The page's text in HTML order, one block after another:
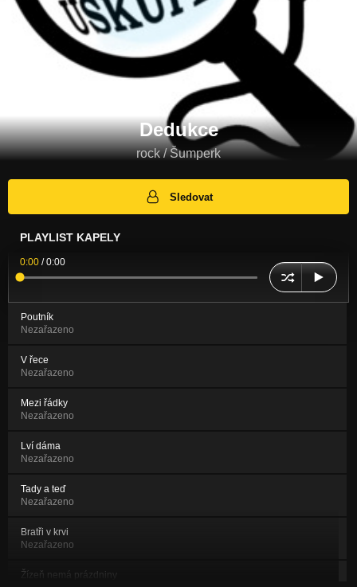
Dedukce
rock / Šumperk
Sledovat
PLAYLIST KAPELY
0:00 /0:00
Poutník
Nezařazeno
V řece
Nezařazeno
Mezi řádky
Nezařazeno
Lví dáma
Nezařazeno
Tady a teď
Nezařazeno
Bratři v krvi
Nezařazeno
Žízeň nemá prázdniny